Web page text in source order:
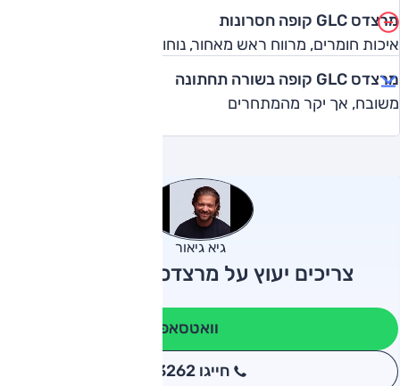
מרצדס GLC קופה חסרונות
איכות חומרים, מרווח ראש מאחור, נוחות נסיעה
מרצדס GLC קופה בשורה תחתונה
משובח, אך יקר מהמתחרים
גיא גיאור
צריכים יעוץ על מרצדס GLC קופה?
וואטסאפ
חייגו 3262